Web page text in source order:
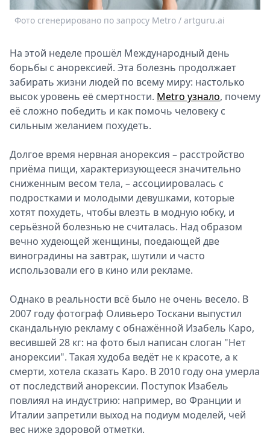
Спецпроекты
Звезды
2026
Скачай
Metro
Фото сгенерировано по запросу Metro / artguru.ai
На этой неделе прошёл Международный день
борьбы с анорексией. Эта болезнь продолжает
забирать жизни людей по всему миру: настолько
высок уровень её смертности. Metro узнало, почему
её сложно победить и как помочь человеку с
сильным желанием похудеть.
Долгое время нервная анорексия – расстройство
приёма пищи, характеризующееся значительно
сниженным весом тела, – ассоциировалась с
подростками и молодыми девушками, которые
хотят похудеть, чтобы влезть в модную юбку, и
серьёзной болезнью не считалась. Над образом
вечно худеющей женщины, поедающей две
виноградины на завтрак, шутили и часто
использовали его в кино или рекламе.
Однако в реальности всё было не очень весело. В
2007 году фотограф Оливьеро Тоскани выпустил
скандальную рекламу с обнажённой Изабель Каро,
весившей 28 кг: на фото был написан слоган "Нет
анорексии". Такая худоба ведёт не к красоте, а к
смерти, хотела сказать Каро. В 2010 году она умерла
от последствий анорексии. Поступок Изабель
повлиял на индустрию: например, во Франции и
Италии запретили выход на подиум моделей, чей
вес ниже здоровой отметки.